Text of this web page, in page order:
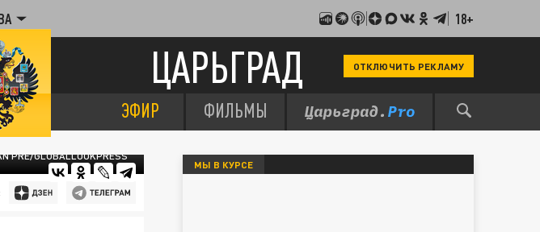
18+
ЦАРЬГРАД ОТКЛЮЧИТЬ РЕКЛАМУ
ЭФИР ФИЛЬМЫ
PRE/GLOBALLOOKPRESS
МЫ В КУРСЕ